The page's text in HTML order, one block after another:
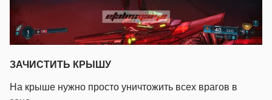
ЗАЧИСТИТЬ КРЫШУ
На крыше нужно просто уничтожить всех врагов в